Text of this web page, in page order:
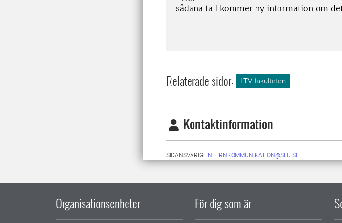
sådana fall kommer ny information om
Relaterade sidor: LTV-fakulteten
Kontaktinformation
SIDANSVARIG: INTERNKOMMUNIKATION@SLU.SE
Organisationsenheter För dig som är